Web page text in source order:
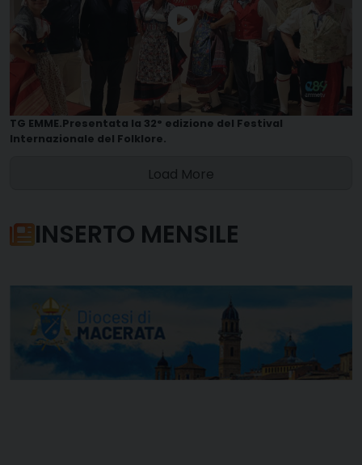
TG EMME.Presentata la 32° edizione del Festival
Internazionale del Folklore.
Load More
INSERTO MENSILE